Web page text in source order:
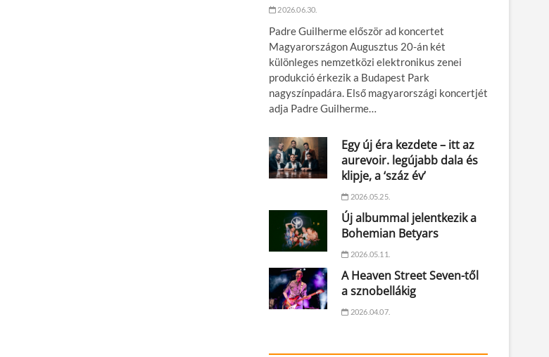
2026.06.30.
Padre Guilherme először ad koncertet
Magyarországon Augusztus 20-án két
különleges nemzetközi elektronikus zenei
produkció érkezik a Budapest Park
nagyszínpadára. Első magyarországi koncertjét
adja Padre Guilherme…
Egy új éra kezdete – itt az
aurevoir. legújabb dala és
klipje, a ‘száz év’
2026.05.25.
Új albummal jelentkezik a
Bohemian Betyars
2026.05.11.
A Heaven Street Seven-től
a sznobellákig
2026.04.07.